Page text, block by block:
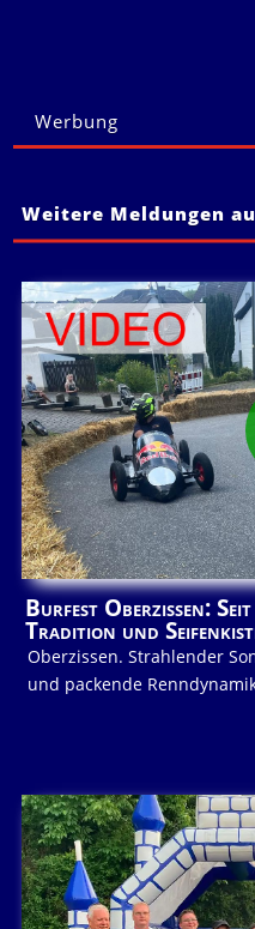
Werbung
Weitere Meldungen
Burfest Oberzissen:
Tradition und
Oberzissen. Strahlender
und packende